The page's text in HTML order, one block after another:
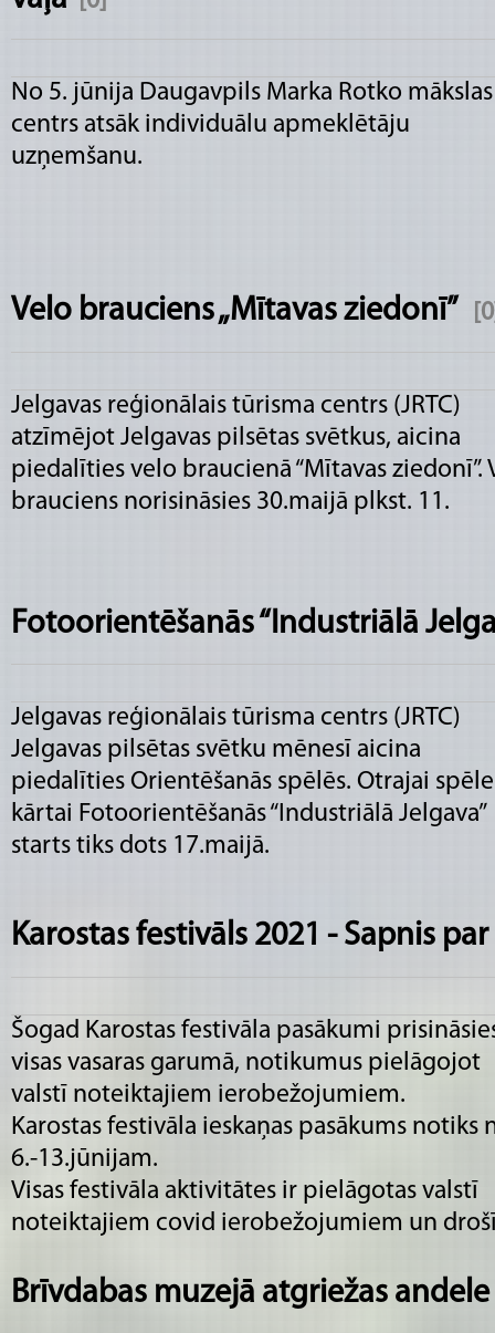
No 5. jūnija Daugavpils Marka Rotko mākslas
centrs atsāk individuālu apmeklētāju
uzņemšanu.
Velo brauciens „Mītavas ziedonī”
Jelgavas reģionālais tūrisma centrs (JRTC)
atzīmējot Jelgavas pilsētas svētkus, aicina
piedalīties velo braucienā “Mītavas ziedonī”.
brauciens norisināsies 30.maijā plkst. 11.
Fotoorientēšanās “Industriālā
Jelgavas reģionālais tūrisma centrs (JRTC)
Jelgavas pilsētas svētku mēnesī aicina
piedalīties Orientēšanās spēlēs. Otrajai
kārtai Fotoorientēšanās “Industriālā Jelgava”
starts tiks dots 17.maijā.
Karostas festivāls 2021 - Sapnis
Šogad Karostas festivāla pasākumi
visas vasaras garumā, notikumus pielāgojot
valstī noteiktajiem ierobežojumiem.
Karostas festivāla ieskaņas pasākums notiks
6.-13.jūnijam.
Visas festivāla aktivitātes ir pielāgotas valstī
noteiktajiem covid ierobežojumiem un
Brīvdabas muzejā atgriežas andele